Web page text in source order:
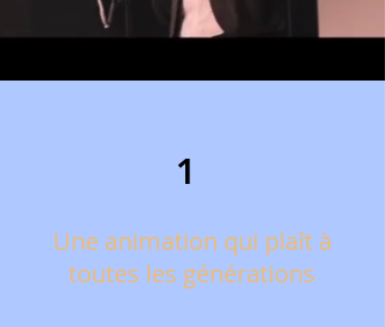
1
Une animation qui plaît à
toutes les générations